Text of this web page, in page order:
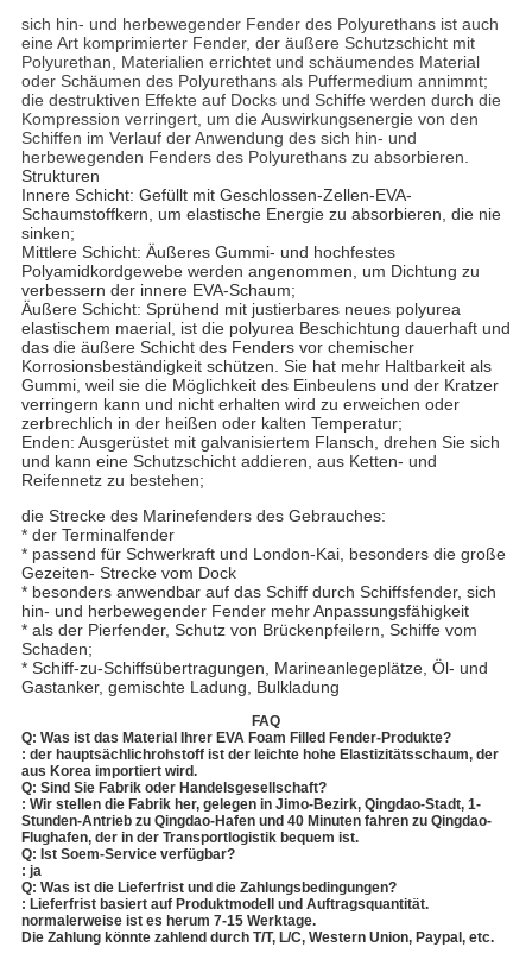
sich hin- und herbewegender Fender des Polyurethans ist auch
eine Art komprimierter Fender, der äußere Schutzschicht mit
Polyurethan, Materialien errichtet und schäumendes Material
oder Schäumen des Polyurethans als Puffermedium annimmt;
die destruktiven Effekte auf Docks und Schiffe werden durch die
Kompression verringert, um die Auswirkungsenergie von den
Schiffen im Verlauf der Anwendung des sich hin- und
herbewegenden Fenders des Polyurethans zu absorbieren.
Strukturen
Innere Schicht: Gefüllt mit Geschlossen-Zellen-EVA-
Schaumstoffkern, um elastische Energie zu absorbieren, die nie
sinken;
Mittlere Schicht: Äußeres Gummi- und hochfestes
Polyamidkordgewebe werden angenommen, um Dichtung zu
verbessern der innere EVA-Schaum;
Äußere Schicht: Sprühend mit justierbares neues polyurea
elastischem maerial, ist die polyurea Beschichtung dauerhaft und
das die äußere Schicht des Fenders vor chemischer
Korrosionsbeständigkeit schützen. Sie hat mehr Haltbarkeit als
Gummi, weil sie die Möglichkeit des Einbeulens und der Kratzer
verringern kann und nicht erhalten wird zu erweichen oder
zerbrechlich in der heißen oder kalten Temperatur;
Enden: Ausgerüstet mit galvanisiertem Flansch, drehen Sie sich
und kann eine Schutzschicht addieren, aus Ketten- und
Reifennetz zu bestehen;
die Strecke des Marinefenders des Gebrauches:
* der Terminalfender
* passend für Schwerkraft und London-Kai, besonders die große
Gezeiten- Strecke vom Dock
* besonders anwendbar auf das Schiff durch Schiffsfender, sich
hin- und herbewegender Fender mehr Anpassungsfähigkeit
* als der Pierfender, Schutz von Brückenpfeilern, Schiffe vom
Schaden;
* Schiff-zu-Schiffsübertragungen, Marineanlegeplätze, Öl- und
Gastanker, gemischte Ladung, Bulkladung
FAQ
Q: Was ist das Material Ihrer EVA Foam Filled Fender-Produkte?
: der hauptsächlichrohstoff ist der leichte hohe Elastizitätsschaum, der
aus Korea importiert wird.
Q: Sind Sie Fabrik oder Handelsgesellschaft?
: Wir stellen die Fabrik her, gelegen in Jimo-Bezirk, Qingdao-Stadt, 1-
Stunden-Antrieb zu Qingdao-Hafen und 40 Minuten fahren zu Qingdao-
Flughafen, der in der Transportlogistik bequem ist.
Q: Ist Soem-Service verfügbar?
: ja
Q: Was ist die Lieferfrist und die Zahlungsbedingungen?
: Lieferfrist basiert auf Produktmodell und Auftragsquantität.
normalerweise ist es herum 7-15 Werktage.
Die Zahlung könnte zahlend durch T/T, L/C, Western Union, Paypal, etc.